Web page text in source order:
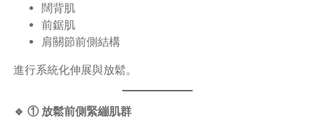
闊背肌
前鋸肌
肩關節前側結構
進行系統化伸展與放鬆。
🔹 ① 放鬆前側緊繃肌群